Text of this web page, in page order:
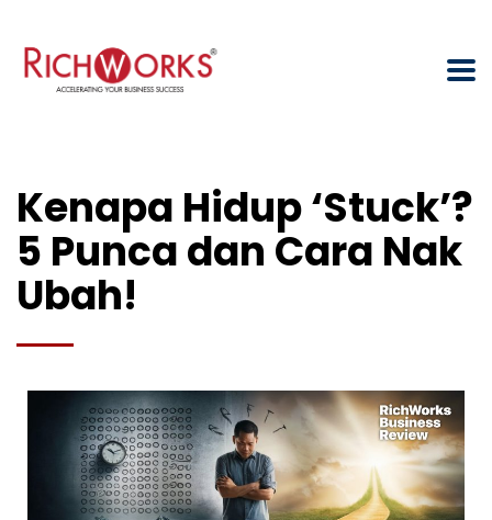
Kenapa Hidup ‘Stuck’?
5 Punca dan Cara Nak
Ubah!